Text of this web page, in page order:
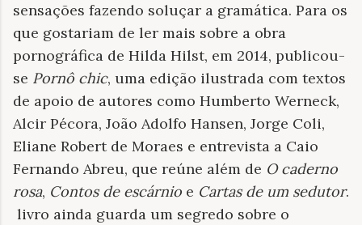
sensações fazendo soluçar a gramática. Para os
que gostariam de ler mais sobre a obra
pornográfica de Hilda Hilst, em 2014, publicou-
se Pornô chic, uma edição ilustrada com textos
de apoio de autores como Humberto Werneck,
Alcir Pécora, João Adolfo Hansen, Jorge Coli,
Eliane Robert de Moraes e entrevista a Caio
Fernando Abreu, que reúne além de O caderno
rosa, Contos de escárnio e Cartas de um sedutor.
livro ainda guarda um segredo sobre o